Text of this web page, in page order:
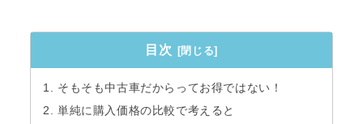
目次
そもそも中古車だからってお得ではない！
単純に購入価格の比較で考えると